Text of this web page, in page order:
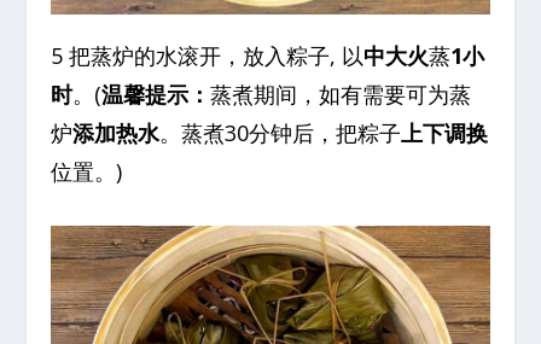
5 把蒸炉的水滚开，放入粽子, 以中大火蒸1小
时。(温馨提示：蒸煮期间，如有需要可为蒸
炉添加热水。蒸煮30分钟后，把粽子上下调换
位置。)